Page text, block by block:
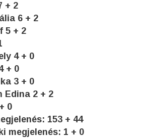
+ 2
6 + 2
5 + 2
4 + 0
+ 0
3 + 0
Edina 2 + 2
0
153 + 44
megjelenés: 1 + 0